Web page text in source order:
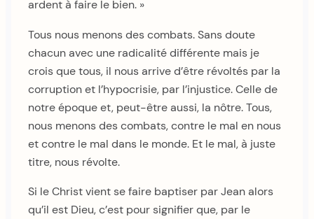
ardent à faire le bien. »
Tous nous menons des combats. Sans doute
chacun avec une radicalité différente mais je
crois que tous, il nous arrive d’être révoltés par la
corruption et l’hypocrisie, par l’injustice. Celle de
notre époque et, peut-être aussi, la nôtre. Tous,
nous menons des combats, contre le mal en nous
et contre le mal dans le monde. Et le mal, à juste
titre, nous révolte.
Si le Christ vient se faire baptiser par Jean alors
qu’il est Dieu, c’est pour signifier que, par le